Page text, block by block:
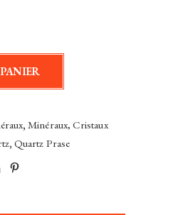
, Minéraux, Cristaux
, Quartz Prase